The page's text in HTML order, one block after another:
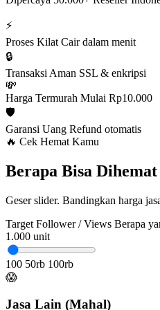
⚡
Proses Kilat Cair dalam menit
🔒
Transaksi Aman SSL & enkripsi
💸
Harga Termurah Mulai Rp10.000
🛡️
Garansi Uang Refund otomatis
🔥 Cek Hemat Kamu
Berapa Bisa
Geser slider. Bandingkan harga
Target Follower / Views Berapa
1.000 unit
100 50rb 100rb
😱
Jasa Lain (Mahal)